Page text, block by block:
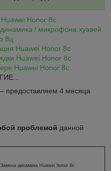
Honor 8c
/ микрофона хуавей
8ц
Huawei Honor 8c
Huawei Honor 8c
Huawei Honor 8c
предоставляем 4 месяца
проблемой данной
Замена динамика Huawei honor 8c